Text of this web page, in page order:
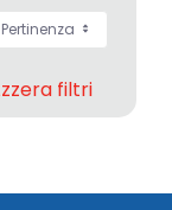
Pertinenza
filtri